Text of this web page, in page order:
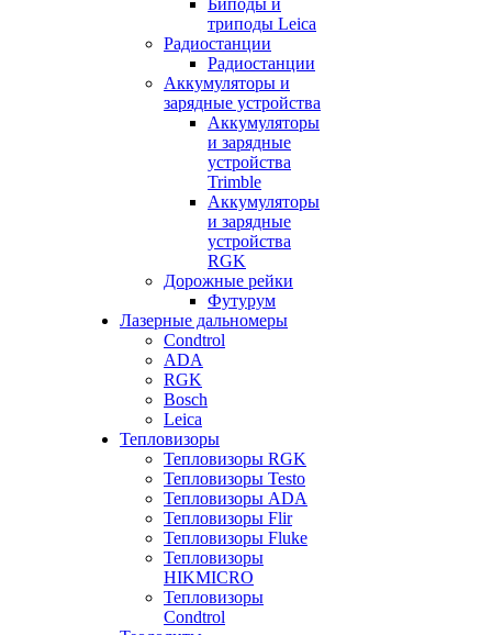
Биподы и
триподы Leica
Радиостанции
Радиостанции
Аккумуляторы и
зарядные устройства
Аккумуляторы
и зарядные
устройства
Trimble
Аккумуляторы
и зарядные
устройства
RGK
Дорожные рейки
Футурум
Лазерные дальномеры
Condtrol
ADA
RGK
Bosch
Leica
Тепловизоры
Тепловизоры RGK
Тепловизоры Testo
Тепловизоры ADA
Тепловизоры Flir
Тепловизоры Fluke
Тепловизоры
HIKMICRO
Тепловизоры
Condtrol